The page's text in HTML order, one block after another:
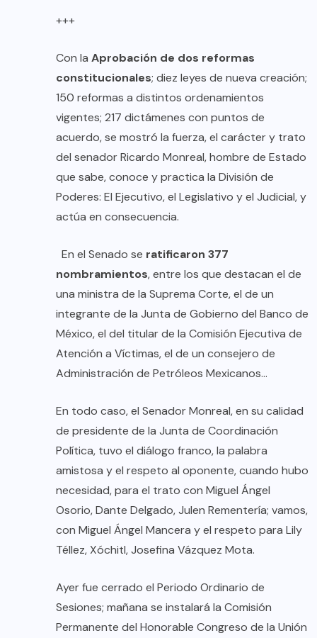
+++
Con la Aprobación de dos reformas
constitucionales; diez leyes de nueva creación;
150 reformas a distintos ordenamientos
vigentes; 217 dictámenes con puntos de
acuerdo, se mostró la fuerza, el carácter y trato
del senador Ricardo Monreal, hombre de Estado
que sabe, conoce y practica la División de
Poderes: El Ejecutivo, el Legislativo y el Judicial, y
actúa en consecuencia.
En el Senado se ratificaron 377
nombramientos, entre los que destacan el de
una ministra de la Suprema Corte, el de un
integrante de la Junta de Gobierno del Banco de
México, el del titular de la Comisión Ejecutiva de
Atención a Víctimas, el de un consejero de
Administración de Petróleos Mexicanos…
En todo caso, el Senador Monreal, en su calidad
de presidente de la Junta de Coordinación
Política, tuvo el diálogo franco, la palabra
amistosa y el respeto al oponente, cuando hubo
necesidad, para el trato con Miguel Ángel
Osorio, Dante Delgado, Julen Rementería; vamos,
con Miguel Ángel Mancera y el respeto para Lily
Téllez, Xóchitl, Josefina Vázquez Mota.
Ayer fue cerrado el Periodo Ordinario de
Sesiones; mañana se instalará la Comisión
Permanente del Honorable Congreso de la Unión